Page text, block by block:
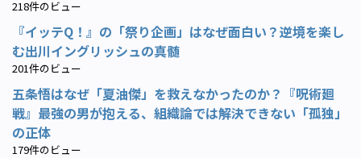
218件のビュー
『イッテQ！』の「祭り企画」はなぜ面白い？逆境を楽し
む出川イングリッシュの真髄
201件のビュー
五条悟はなぜ「夏油傑」を救えなかったのか？『呪術廻
戦』最強の男が抱える、組織論では解決できない「孤独」
の正体
179件のビュー